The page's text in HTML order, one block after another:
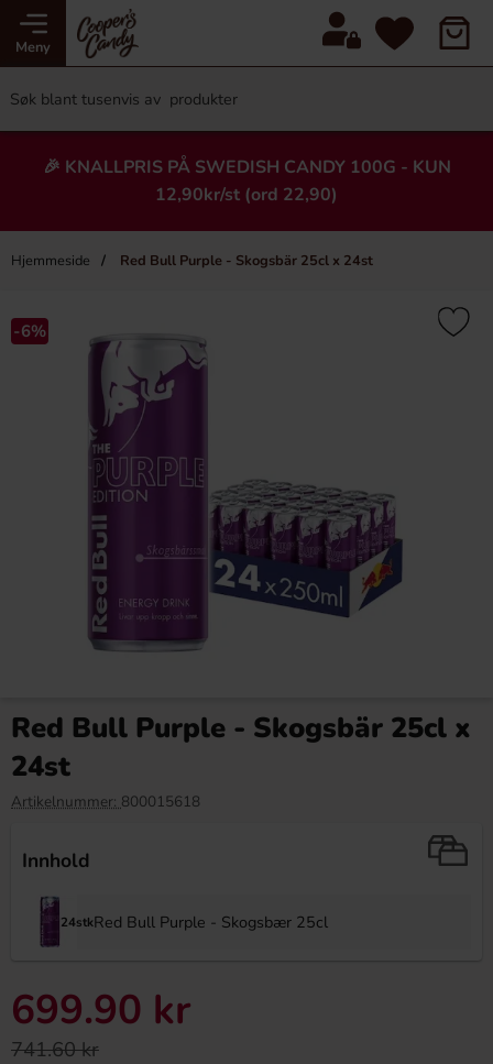
Meny
🎉 KNALLPRIS PÅ SWEDISH CANDY 100G - KUN
12,90kr/st (ord 22,90)
Hjemmeside Red Bull Purple - Skogsbär 25cl x 24st
Heading
×
699.90 kr
Köp
25cl x 24st
-6%
Red Bull Purple - Skogsbär 25cl x
24st
Artikelnummer: 800015618
Innhold
24stkRed Bull Purple - Skogsbær 25cl
699.90 kr
741.60 kr